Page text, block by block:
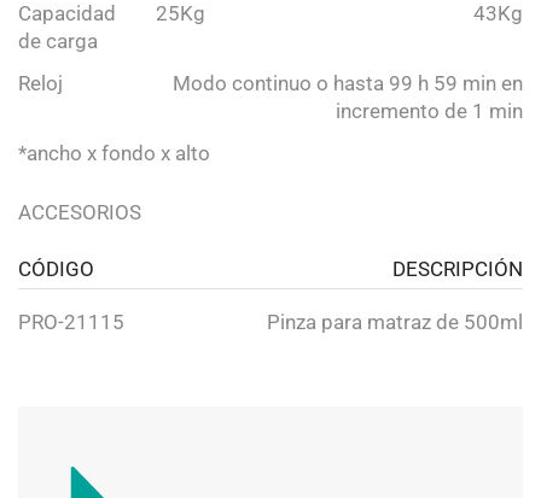
Capacidad
de carga
25Kg 43Kg
Reloj
Modo continuo o hasta 99 h 59 min en
incremento de 1 min
*ancho x fondo x alto
ACCESORIOS
CÓDIGO DESCRIPCIÓN
PRO-21115 Pinza para matraz de 500ml